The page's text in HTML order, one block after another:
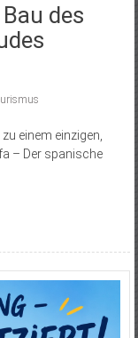
des
einem einzigen,
– Der spanische